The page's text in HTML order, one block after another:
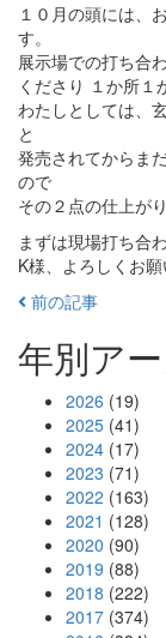
１０月の頭には、
す。
展示場での打ち合
くださり １か所１
わたしとしては、
と
発売されてからま
ので
その２点の仕上が
まずは現場打ち合
K様、よろしくお
前の記事
年別ア
2026 (19)
2025 (41)
2024 (17)
2023 (71)
2022 (163)
2021 (128)
2020 (90)
2019 (88)
2018 (222)
2017 (374)